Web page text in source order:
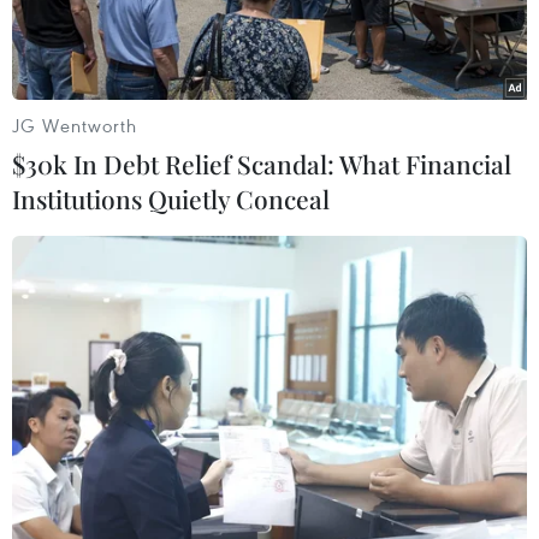
Nghệ nhân Phạm Hồng Vinh đã dành hơn 30 năm theo đuổi,
phát triển tranh kính (Ảnh: Minh Ngọc).
Trước đây, ông Phạm Hồng Vinh (thị xã Sơn Tây,
Hà Nội) vốn làm nghề làm gốm sứ. Từ những
JG Wentworth
$30k In Debt Relief Scandal: What Financial
Institutions Quietly Conceal